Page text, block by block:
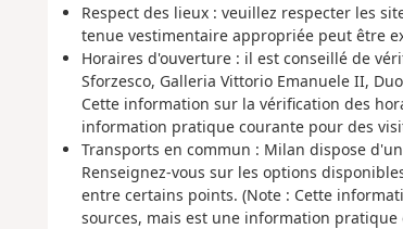
Respect des lieux : veuillez respecter les
tenue vestimentaire appropriée peut être
Horaires d'ouverture : il est conseillé de
Sforzesco, Galleria Vittorio Emanuele II,
Cette information sur la vérification des
information pratique courante pour des
Transports en commun : Milan dispose
Renseignez-vous sur les options
entre certains points. (Note : Cette
sources, mais est une information